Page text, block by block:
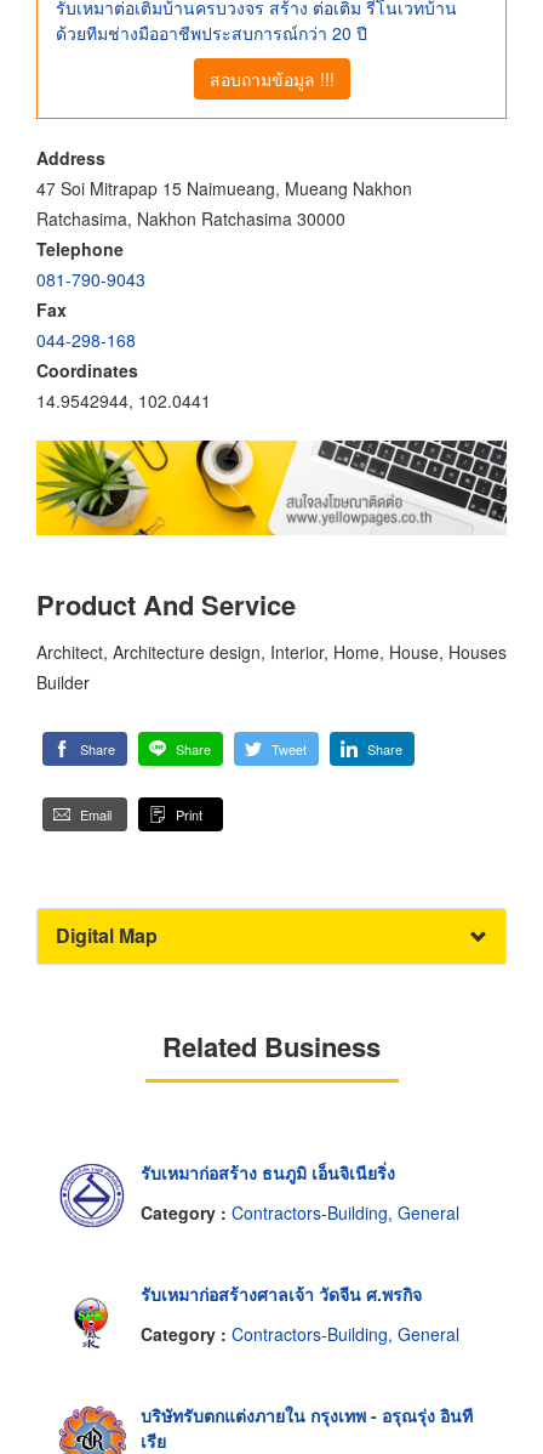
รับเหมาต่อเติมบ้านครบวงจร สร้าง ต่อเติม รีโนเวทบ้าน
ด้วยทีมช่างมืออาชีพประสบการณ์กว่า 20 ปี
สอบถามข้อมูล !!!
Address
47 Soi Mitrapap 15 Naimueang, Mueang Nakhon
Ratchasima, Nakhon Ratchasima 30000
Telephone
081-790-9043
Fax
044-298-168
Coordinates
14.9542944, 102.0441
Product And Service
Architect, Architecture design, Interior, Home, House, Houses
Builder
Share Share Tweet Share
Email Print
Digital Map
Related Business
รับเหมาก่อสร้าง ธนภูมิ เอ็นจิเนียริ่ง
Category : Contractors-Building, General
รับเหมาก่อสร้างศาลเจ้า วัดจีน ศ.พรกิจ
Category : Contractors-Building, General
บริษัทรับตกแต่งภายใน กรุงเทพ - อรุณรุ่ง อินที
เรีย